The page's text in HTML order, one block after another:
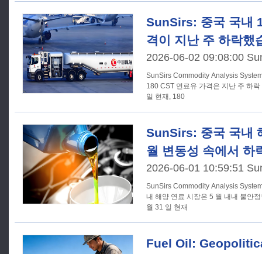
SunSirs: 중국 국내
격이 지난 주 하락했
2026-06-02 09:08:00
SunSirs Commodity Analysis
180 CST 연료유 가격은 지난 주 하
일 현재, 180
SunSirs: 중국 국내
월 변동성 속에서 하
2026-06-01 10:59:51
SunSirs Commodity Analysis
내 해양 연료 시장은 5 월 내내 불안
월 31 일 현재
Fuel Oil: